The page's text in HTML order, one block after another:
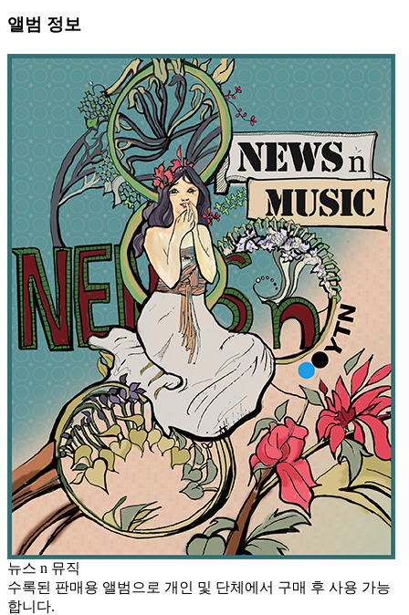
앨범 정보
뉴스 n 뮤직
수록된 판매용 앨범으로 개인 및 단체에서 구매 후 사용 가능
합니다.